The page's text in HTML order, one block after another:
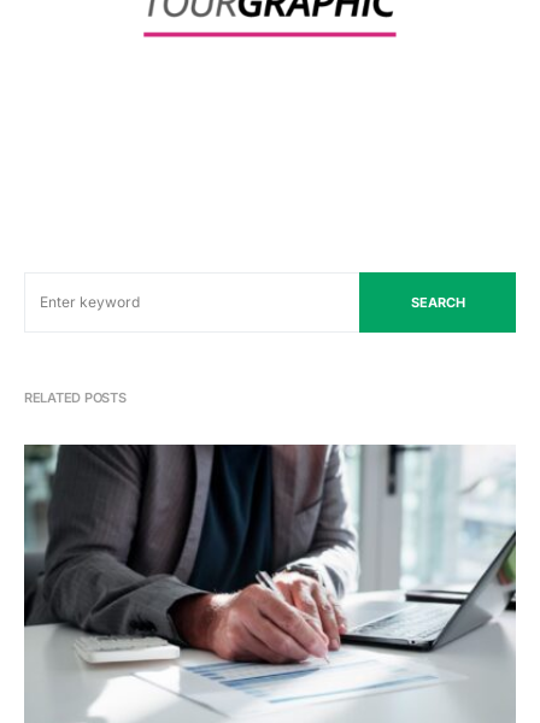
SEARCH
RELATED POSTS